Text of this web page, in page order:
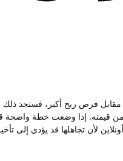
من قيمته. إذا وضعت خطة واضحة